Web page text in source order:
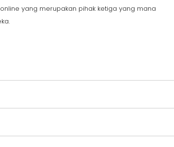
yang merupakan pihak ketiga yang mana